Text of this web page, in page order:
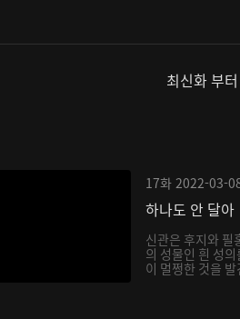
최신화 부터
17화 2022-03-
하나도 안 달아
신관은 후지와 필
의 성물인 흰 성
이 멀쩡한 것을